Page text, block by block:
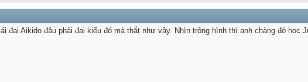
đai Aikido đâu phải đai kiểu đó mà thắt như vậy. Nhìn trông hình thì anh chàng đó học